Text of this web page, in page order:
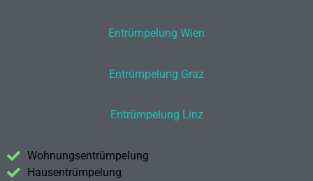
Entrümpelung Wien
Entrümpelung Graz
Entrümpelung Linz
Wohnungsentrümpelung
Hausentrümpelung